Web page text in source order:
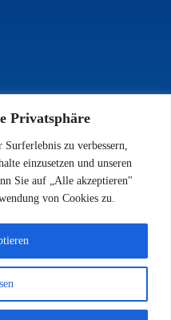
Privatsphäre
zu verbessern,
einzusetzen und unseren
Sie auf „Alle akzeptieren"
von Cookies zu.
e.V.